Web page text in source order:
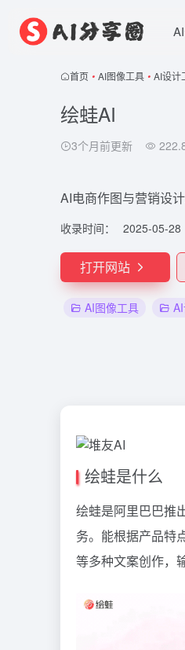
首页 • AI图像工具 • AI设计
绘蛙AI
3个月前更新
AI电商作图与营销设
收录时间： 2025-05-28
打开网站
AI图像工具
绘蛙是什么
绘蛙是阿里巴巴推
务。能根据产品特
等多种文案创作，